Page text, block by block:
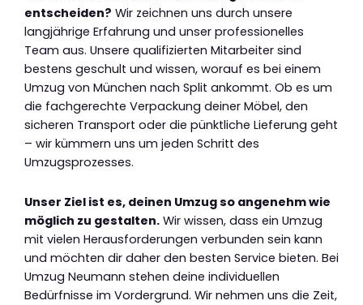
entscheiden? Wir zeichnen uns durch unsere
langjährige Erfahrung und unser professionelles
Team aus. Unsere qualifizierten Mitarbeiter sind
bestens geschult und wissen, worauf es bei einem
Umzug von München nach Split ankommt. Ob es um
die fachgerechte Verpackung deiner Möbel, den
sicheren Transport oder die pünktliche Lieferung geht
– wir kümmern uns um jeden Schritt des
Umzugsprozesses.
Unser Ziel ist es, deinen Umzug so angenehm wie
möglich zu gestalten. Wir wissen, dass ein Umzug
mit vielen Herausforderungen verbunden sein kann
und möchten dir daher den besten Service bieten. Bei
Umzug Neumann stehen deine individuellen
Bedürfnisse im Vordergrund. Wir nehmen uns die Zeit,